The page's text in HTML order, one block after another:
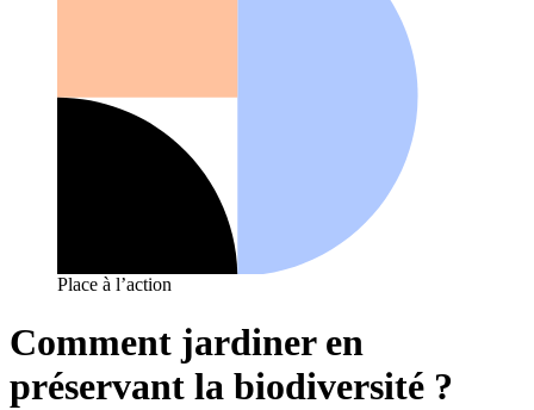
Place à l’action
Comment jardiner en
préservant la biodiversité ?